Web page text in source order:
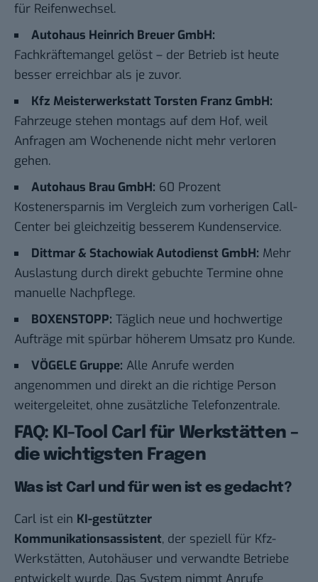
für Reifenwechsel.
Autohaus Heinrich Breuer GmbH:
Fachkräftemangel gelöst – der Betrieb ist heute
besser erreichbar als je zuvor.
Kfz Meisterwerkstatt Torsten Franz GmbH:
Fahrzeuge stehen montags auf dem Hof, weil
Anfragen am Wochenende nicht mehr verloren
gehen.
Autohaus Brau GmbH: 60 Prozent
Kostenersparnis im Vergleich zum vorherigen Call-
Center bei gleichzeitig besserem Kundenservice.
Dittmar & Stachowiak Autodienst GmbH: Mehr
Auslastung durch direkt gebuchte Termine ohne
manuelle Nachpflege.
BOXENSTOPP: Täglich neue und hochwertige
Aufträge mit spürbar höherem Umsatz pro Kunde.
VÖGELE Gruppe: Alle Anrufe werden
angenommen und direkt an die richtige Person
weitergeleitet, ohne zusätzliche Telefonzentrale.
FAQ: KI-Tool Carl für Werkstätten –
die wichtigsten Fragen
Was ist Carl und für wen ist es gedacht?
Carl ist ein KI-gestützter
Kommunikationsassistent, der speziell für Kfz-
Werkstätten, Autohäuser und verwandte Betriebe
entwickelt wurde. Das System nimmt Anrufe